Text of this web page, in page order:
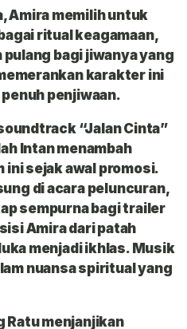
Amira memilih untuk
ritual keagamaan,
bagi jiwanya yang
karakter ini
penjiwaan.
“Jalan Cinta”
Intan menambah
sejak awal promosi.
di acara peluncuran,
sempurna bagi trailer
Amira dari patah
menjadi ikhlas. Musik
nuansa spiritual yang
Ratu menjanjikan